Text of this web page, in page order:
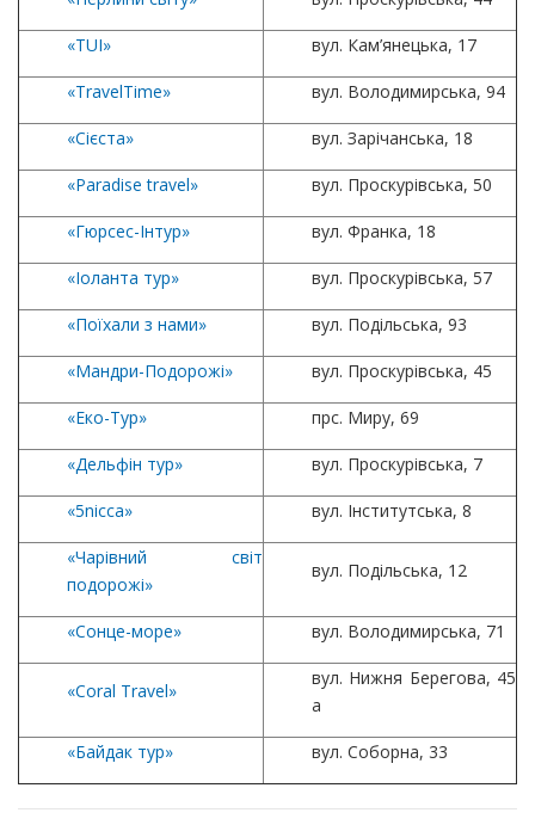
«TUI» вул. Кам’янецька, 17
«TravelTime» вул. Володимирська, 94
«Сієста» вул. Зарічанська, 18
«Paradise travel» вул. Проскурівська, 50
«Гюрсес-Інтур» вул. Франка, 18
«Іоланта тур» вул. Проскурівська, 57
«Поїхали з нами» вул. Подільська, 93
«Мандри-Подорожі» вул. Проскурівська, 45
«Еко-Тур» прс. Миру, 69
«Дельфін тур» вул. Проскурівська, 7
«5nicca» вул. Інститутська, 8
«Чарівний світ
подорожі»
вул. Подільська, 12
«Сонце-море» вул. Володимирська, 71
«Coral Travel»
вул. Нижня Берегова, 45
а
«Байдак тур» вул. Соборна, 33